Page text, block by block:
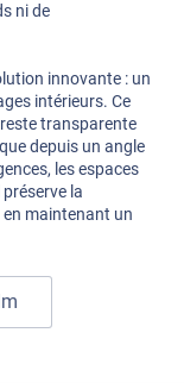
ni de
innovante : un
intérieurs. Ce
transparente
depuis un angle
les espaces
la
maintenant un